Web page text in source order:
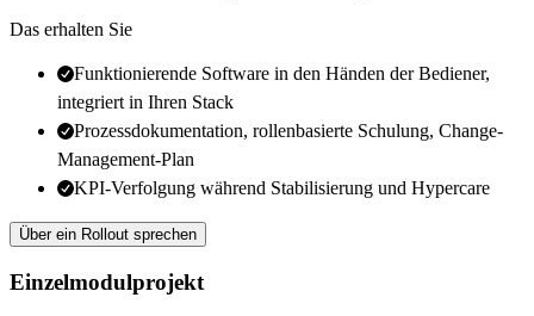
Das erhalten Sie
Funktionierende Software in den Händen der Bediener,
integriert in Ihren Stack
Prozessdokumentation, rollenbasierte Schulung, Change-
Management-Plan
KPI-Verfolgung während Stabilisierung und Hypercare
Über ein Rollout sprechen
Einzelmodulprojekt